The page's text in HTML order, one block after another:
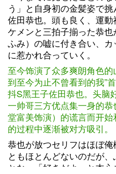
う」と自身初の金髪姿で
佐田恭也。頭も良く、運
ケメンと三拍子揃った恭
ふみ）の嘘に付き合い、
に惹かれ合っていく。
至今饰演了众多爽朗角色
到至今为止不曾看到的我”
抖S黑王子佐田恭也。头脑
一帅哥三方优点集一身的
堂富美饰演）的谎言而开
的过程中逐渐被对方吸引。
恭也が放つセリフはほぼ
ともほとんどないのだが
とな」「好きだよ」と本